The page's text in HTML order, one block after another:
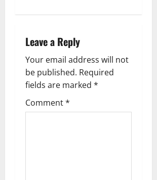
a
v
i
g
Leave a Reply
Your email address will not
be published. Required
fields are marked *
Comment*